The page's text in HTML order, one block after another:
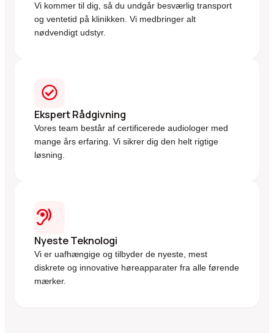
Vi kommer til dig, så du undgår besværlig transport
og ventetid på klinikken. Vi medbringer alt
nødvendigt udstyr.
Ekspert Rådgivning
Vores team består af certificerede audiologer med
mange års erfaring. Vi sikrer dig den helt rigtige
løsning.
hearing
Nyeste Teknologi
Vi er uafhængige og tilbyder de nyeste, mest
diskrete og innovative høreapparater fra alle førende
mærker.